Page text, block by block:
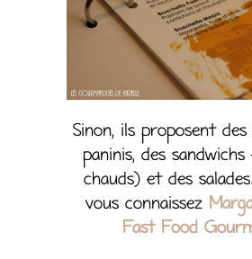
Sinon, ils proposent des
paninis, des
chauds) et des
vous connaissez
Fast Food